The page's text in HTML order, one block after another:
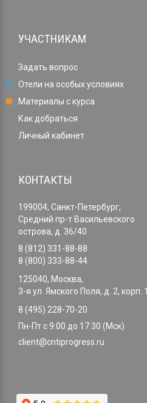
УЧАСТНИКАМ
Задать вопрос
Отели на особых условиях
Материалы с курса
Как добраться
Личный кабинет
КОНТАКТЫ
199004, Санкт-Петербург,
Средний пр-т Васильевского
острова, д. 36/40
8 (812) 331-88-88
8 (800) 333-88-44
125040, Москва,
3-я ул. Ямского Поля, д. 2, корп. 1
8 (495) 228-70-20
Пн-Пт с 9:00 до 17:30 (Мск)
client@cntiprogress.ru